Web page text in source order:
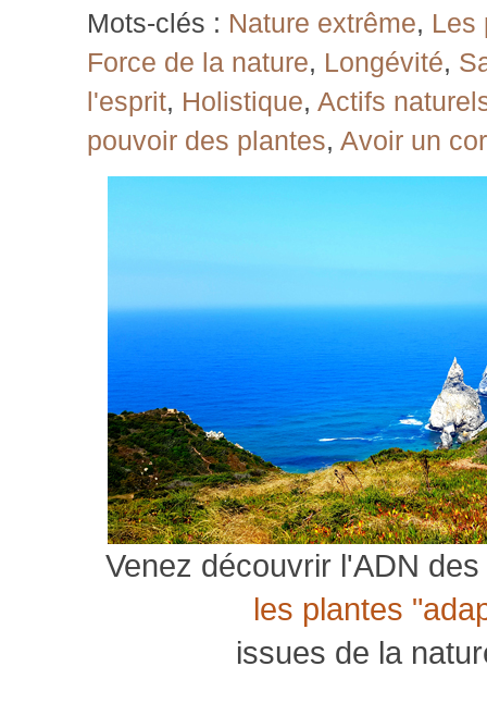
Mots-clés : Nature extrême, Les
Force de la nature, Longévité,
l'esprit, Holistique, Actifs
pouvoir des plantes, Avoir un
Venez découvrir l'ADN
les plantes
issues de la